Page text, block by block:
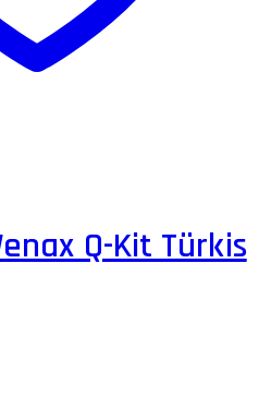
Q-Kit Türkis